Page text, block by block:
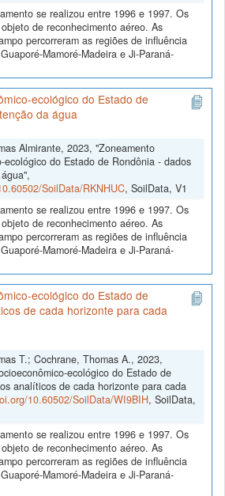
se realizou entre 1996 e 1997. Os
de reconhecimento aéreo. As
percorreram as regiões de influência
Mamoré-Madeira e Ji-Paraná-
ecológico do Estado de
da água
Almirante, 2023, "Zoneamento
ecológico do Estado de Rondônia - dados
SoilData/RKNHUC, SoilData, V1
se realizou entre 1996 e 1997. Os
de reconhecimento aéreo. As
percorreram as regiões de influência
Mamoré-Madeira e Ji-Paraná-
ecológico do Estado de
de cada horizonte para cada
T.; Cochrane, Thomas A., 2023,
ecológico do Estado de
analíticos de cada horizonte para cada
10.60502/SoilData/WI9BIH, SoilData,
se realizou entre 1996 e 1997. Os
de reconhecimento aéreo. As
percorreram as regiões de influência
Mamoré-Madeira e Ji-Paraná-